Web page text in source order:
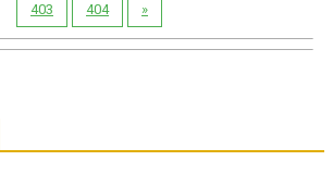
403 404 »